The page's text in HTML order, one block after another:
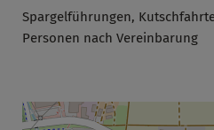
Spargelführungen,
Personen nach Vereinbarung